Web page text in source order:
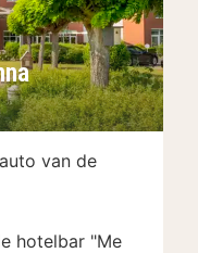
van de
hotelbar "Me